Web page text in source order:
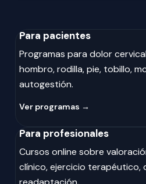
Para pacientes
Programas para dolor
hombro, rodilla, pie, tobillo,
autogestión.
Ver programas →
Para profesionales
Cursos online sobre
clínico, ejercicio terapéutico,